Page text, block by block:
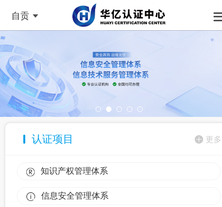
自贡
认证项目 更多
知识产权管理体系
信息安全管理体系